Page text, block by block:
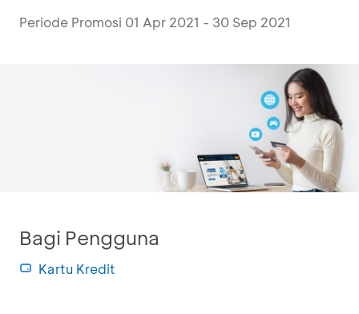
Periode Promosi 01 Apr 2021 - 30 Sep 2021
Bagi Pengguna
Kartu Kredit